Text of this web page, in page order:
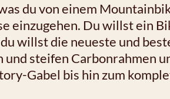
du von einem
einzugehen. Du willst ein
willst die neueste und
und steifen Carbonrahmen
Gabel bis hin zum